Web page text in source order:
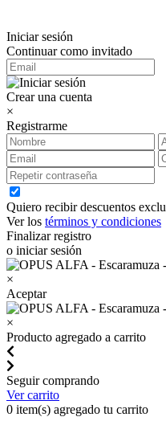
Iniciar sesión
Continuar como invitado
Crear una cuenta
×
Registrarme
Quiero recibir descuentos
Ver los términos y condiciones
Finalizar registro
o iniciar sesión
×
Aceptar
×
Producto agregado a carrito
Seguir comprando
Ver carrito
0 item(s) agregado tu carrito